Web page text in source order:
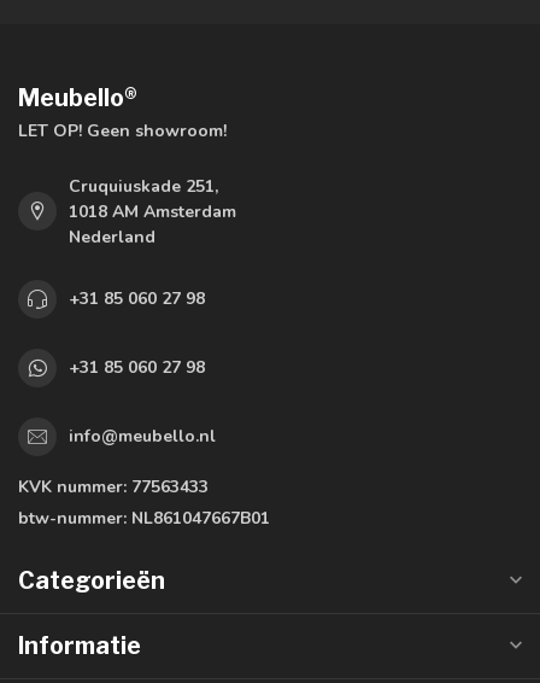
Meubello®
LET OP! Geen showroom!
Cruquiuskade 251,
1018 AM Amsterdam
Nederland
+31 85 060 27 98
+31 85 060 27 98
info@meubello.nl
KVK nummer: 77563433
btw-nummer: NL861047667B01
Categorieën
Informatie